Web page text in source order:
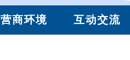
营商环境 互动交流